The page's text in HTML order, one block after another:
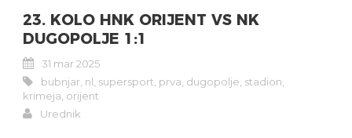
23. KOLO HNK ORIJENT VS NK
DUGOPOLJE 1:1
31 mar 2025
bubnjar nl supersport prva dugopolje stadion
krimeja orijent
Urednik